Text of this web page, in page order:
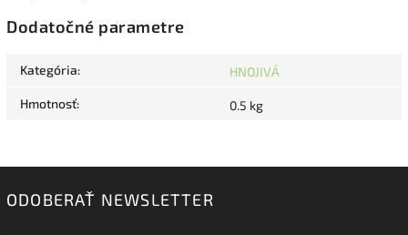
Dodatočné parametre
Kategória: HNOJIVÁ
Hmotnosť: 0.5 kg
ODOBERAŤ NEWSLETTER